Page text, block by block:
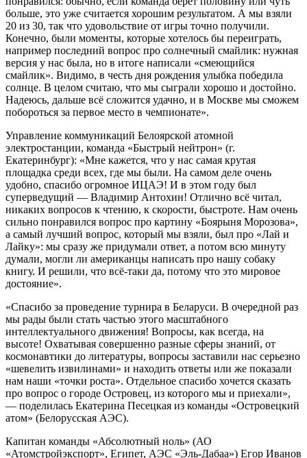
больше, это уже считается хорошим результатом. А мы взяли
20 из 30, так что удовольствие от игры точно получили.
Конечно, были моменты, которые хотелось бы переиграть,
например последний вопрос про солнечный смайлик: нужная
версия у нас была, но в итоге написали «смеющийся
смайлик». Видимо, в честь дня рождения улыбка победила
солнце. В целом считаю, что мы сыграли хорошо и достойно.
Надеюсь, дальше всё сложится удачно, и в Москве мы сможем
побороться за первое место в чемпионате».
Управление коммуникаций Белоярской атомной
электростанции, команда «Быстрый нейтрон» (г.
Екатеринбург): «Мне кажется, что у нас самая крутая
площадка среди всех, где мы были. На самом деле очень
удобно, спасибо огромное ИЦАЭ! И в этом году был
суперведущий — Владимир Антохин! Отлично всё читал,
никаких вопросов к чтению, к скорости, быстроте. Нам очень
сильно понравился вопрос про картину «Боярыня Морозова»,
а самый лучший вопрос, который мы взяли, был про «Лай и
Лайку»: мы сразу же придумали ответ, а потом всю минуту
думали, могли ли американцы написать про нашу собаку
книгу. И решили, что всё-таки да, потому что это мировое
достояние».
«Спасибо за проведение турнира в Беларуси. В очередной раз
мы рады были стать частью этого масштабного
интеллектуального движения! Вопросы, как всегда, на
высоте! Охватывая совершенно разные сферы знаний, от
космонавтики до литературы, вопросы заставили нас серьезно
«шевелить извилинами» и находить ответы или же показали
нам наши «точки роста». Отдельное спасибо хочется сказать
про вопрос о городе Островец, из которого мы и приехали»,
— поделилась Екатерина Песецкая из команды «Островецкий
атом» (Белорусская АЭС).
Капитан команды «Абсолютный ноль» (АО
«Атомстройэкспорт», Египет, АЭС «Эль-Дабаа») Егор Иванов